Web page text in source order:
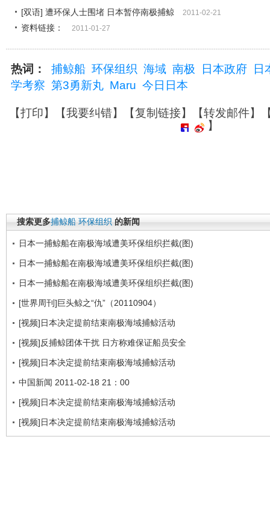
[双语] 遭环保人士围堵 日本暂停南极捕鲸
2011-02-21
资料链接： 2011-01-27
热词： 捕鲸船 环保组织 海域 南极 日本政府
日
学考察 第3勇新丸 Maru 今日日本
【打印】【我要纠错】【复制链接】【转发邮件】
】
搜索更多捕鲸船 环保组织 的新闻
日本一捕鲸船在南极海域遭美环保组织拦截(图)
日本一捕鲸船在南极海域遭美环保组织拦截(图)
日本一捕鲸船在南极海域遭美环保组织拦截(图)
[世界周刊]巨头鲸之“仇”（20110904）
[视频]日本决定提前结束南极海域捕鲸活动
[视频]反捕鲸团体干扰 日方称难保证船员安全
[视频]日本决定提前结束南极海域捕鲸活动
中国新闻 2011-02-18 21：00
[视频]日本决定提前结束南极海域捕鲸活动
[视频]日本决定提前结束南极海域捕鲸活动